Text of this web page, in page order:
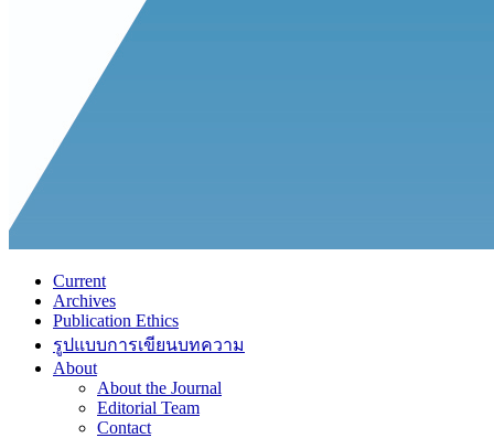
Current
Archives
Publication Ethics
รูปแบบการเขียนบทความ
About
About the Journal
Editorial Team
Contact